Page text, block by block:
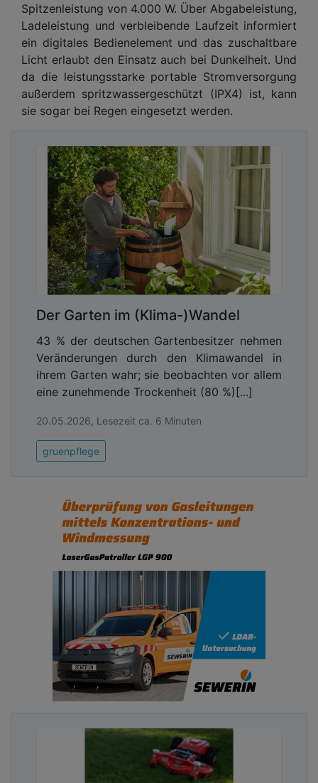
Spitzenleistung von 4.000 W. Über Abgabeleistung,
Ladeleistung und verbleibende Laufzeit informiert
ein digitales Bedienelement und das zuschaltbare
Licht erlaubt den Einsatz auch bei Dunkelheit. Und
da die leistungsstarke portable Stromversorgung
außerdem spritzwassergeschützt (IPX4) ist, kann
sie sogar bei Regen eingesetzt werden.
Der Garten im (Klima-)Wandel
43 % der deutschen Gartenbesitzer nehmen
Veränderungen durch den Klimawandel in
ihrem Garten wahr; sie beobachten vor allem
eine zunehmende Trockenheit (80 %)[...]
20.05.2026, Lesezeit ca. 6 Minuten
gruenpflege